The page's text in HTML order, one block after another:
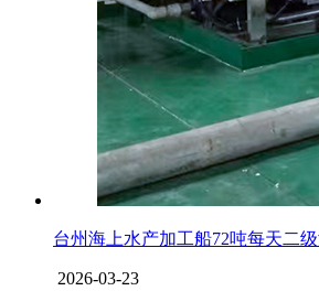
台州海上水产加工船72吨每天二
2026-03-23